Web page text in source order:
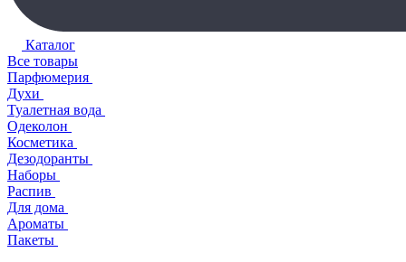
Каталог
Все товары
Парфюмерия
Духи
Туалетная вода
Одеколон
Косметика
Дезодоранты
Наборы
Распив
Для дома
Ароматы
Пакеты